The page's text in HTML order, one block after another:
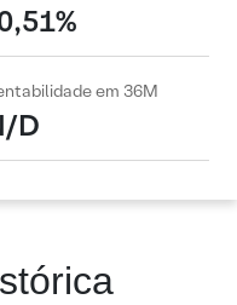
em 36M
D